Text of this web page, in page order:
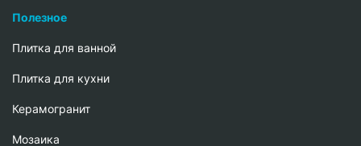
Полезное
Плитка для ванной
Плитка для кухни
Керамогранит
Мозаика